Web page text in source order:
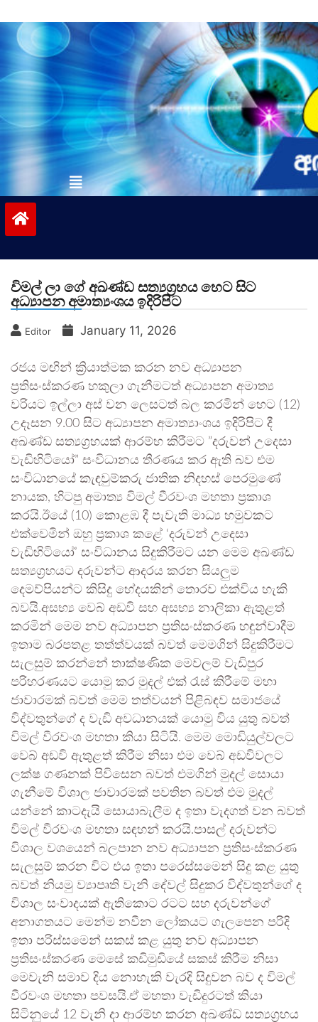
to
contentvinivida.lk
විමල් ලා ගේ අඛණ්ඩ සත්‍යග්‍රහය හෙට සිට
අධ්‍යාපන අමාත්‍යංශය ඉදිරිපිට
Editor January 11, 2026
රජය මඟින් ක්‍රියාත්මක කරන නව අධ්‍යාපන
ප්‍රතිසංස්කරණ හකුලා ගැනීමටත් අධ්‍යාපන අමාත්‍ය
වරියට ඉල්ලා අස් වන ලෙසටත් බල කරමින් හෙට (12)
උදෑසන 9.00 සිට අධ්‍යාපන අමාත්‍යාංශය ඉදිරිපිට දී
අඛණ්ඩ සත්‍යග්‍රහයක් ආරම්භ කිරීමට ”දරුවන් උදෙසා
වැඩිහිටියෝ” සංවිධානය තීරණය කර ඇති බව එම
සංවිධානයේ කැඳවුම්කරු ජාතික නිදහස් පෙරමුණේ
නායක, හිටපු අමාත්‍ය විමල් වීරවංශ මහතා ප්‍රකාශ
කරයි.ඊයේ (10) කොළඹ දී පැවැති මාධ්‍ය හමුවකට
එක්වෙමින් ඔහු ප්‍රකාශ කළේ ‘දරුවන් උදෙසා
වැඩිහිටියෝ’ සංවිධානය සිදුකිරීමට යන මෙම අඛණ්ඩ
සත්‍යග්‍රහයට දරුවන්ට ආදරය කරන සියලුම
දෙමව්පියන්ට කිසිදු භේදයකින් තොරව එක්විය හැකි
බවයි.අසභ්‍ය වෙබ් අඩවි සහ අසභ්‍ය නාලිකා ඇතුළත්
කරමින් මෙම නව අධ්‍යාපන ප්‍රතිසංස්කරණ හඳුන්වාදීම
ඉතාම බරපතළ තත්ත්වයක් බවත් මෙමගින් සිදුකිරීමට
සැලසුම් කරන්නේ තාක්ෂණික මෙවලම් වැඩිපුර
පරිහරණයට යොමු කර මුදල් එක් රැස් කිරීමේ මහා
ජාවාරමක් බවත් මෙම තත්වයන් පිළිබඳව සමාජයේ
විද්වතුන්ගේ ද වැඩි අවධානයක් යොමු විය යුතු බවත්
විමල් වීරවංශ මහතා කියා සිටියි. මෙම මොඩියුල්වලට
වෙබ් අඩවි ඇතුළත් කිරීම නිසා එම වෙබ් අඩවිවලට
ලක්ෂ ගණනක් පිවිසෙන බවත් එමගින් මුදල් සොයා
ගැනීමේ විශාල ජාවාරමක් පවතින බවත් එම මුදල්
යන්නේ කාටදැයි සොයාබැලීම ද ඉතා වැදගත් වන බවත්
විමල් වීරවංශ මහතා සඳහන් කරයි.පාසල් දරුවන්ට
විශාල වශයෙන් බලපාන නව අධ්‍යාපන ප්‍රතිසංස්කරණ
සැලසුම් කරන විට එය ඉතා පරෙස්සමෙන් සිදු කළ යුතු
බවත් නියමු ව්‍යාපෘති වැනි දේවල් සිදුකර විද්වතුන්ගේ ද
විශාල සංවාදයක් ඇතිකොට රටට සහ දරුවන්ගේ
අනාගතයට මෙන්ම නවීන ලෝකයට ගැලපෙන පරිදි
ඉතා පරිස්සමෙන් සකස් කළ යුතු නව අධ්‍යාපන
ප්‍රතිසංස්කරණ මෙසේ කඩිමුඩියේ සකස් කිරීම නිසා
මෙවැනි සමාව දිය නොහැකි වැරදි සිදුවන බව ද විමල්
වීරවංශ මහතා පවසයි.ඒ මහතා වැඩිදුරටත් කියා
සිටිනුයේ 12 වැනි දා ආරම්භ කරන අඛණ්ඩ සත්‍යග්‍රහය